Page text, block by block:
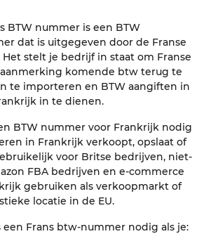
BTW nummer is een BTW
dat is uitgegeven door de Franse
stelt je bedrijf in staat om Franse
komende btw terug te
te importeren en BTW aangiften in
in te dienen.
BTW nummer voor Frankrijk nodig
in Frankrijk verkoopt, opslaat of
voor Britse bedrijven, niet-
FBA bedrijven en e-commerce
gebruiken als verkoopmarkt of
locatie in de EU.
Frans btw-nummer nodig als je: